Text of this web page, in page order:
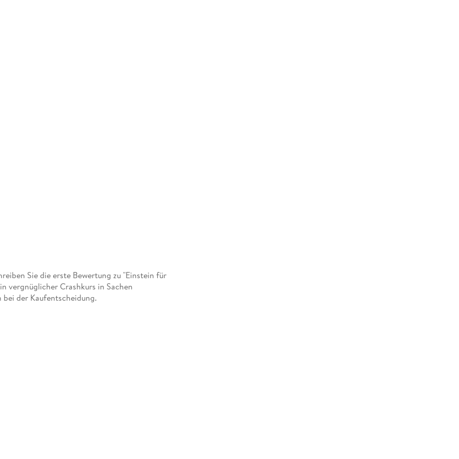
Sie die erste Bewertung zu "Einstein für
vergnüglicher Crashkurs in Sachen
der Kaufentscheidung.